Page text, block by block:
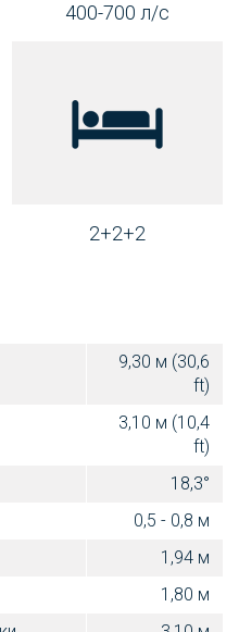
400-700 л/с
2+2+2
9,30 м (30,6
ft)
3,10 м (10,4
ft)
18,3°
0,5 - 0,8 м
1,94 м
1,80 м